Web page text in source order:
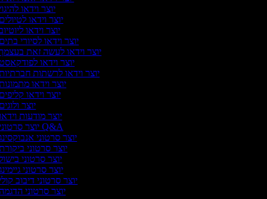
יוצר וידאו
יוצר וידאו
יוצר וידאו
יוצר וידאו לסיורי
יוצר וידאו לעשה זאת
יוצר וידאו
יוצר וידאו לרשתות
יוצר וידאו
יוצר וידאו
יוצר
יוצר מודעות
יוצר סרטוני Q&A
יוצר סרטוני
יוצר סרטוני
יוצר סרטוני
יוצר סרטוני
יוצר סרטוני דיבוב
יוצר סרטוני